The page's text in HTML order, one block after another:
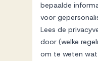
bepaalde
voor
Lees de
door (welke
om te weten